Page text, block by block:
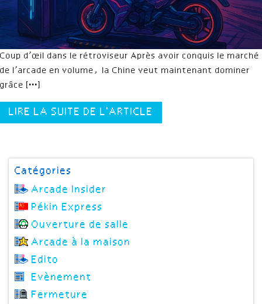
Coup d’œil dans le rétroviseur Après avoir conquis le marché
de l’arcade en volume, la Chine veut maintenant dominer
grâce […]
LIRE LA SUITE DE L'ARTICLE
Catégories
Arcade Insider
Pékin Express
Ouverture de salle
Arcade à la maison
Edito
Evènement
Fermeture